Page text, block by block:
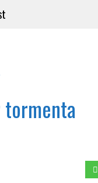
tormenta